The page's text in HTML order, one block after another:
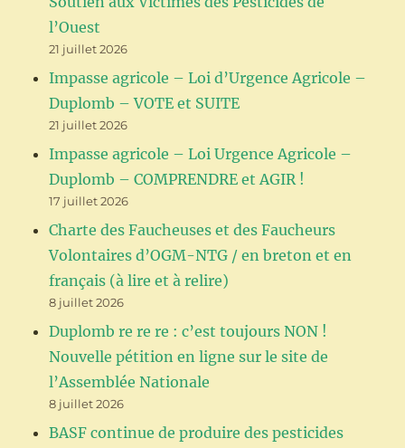
l’Ouest
21 juillet 2026
Impasse agricole – Loi d’Urgence Agricole –
Duplomb – VOTE et SUITE
21 juillet 2026
Impasse agricole – Loi Urgence Agricole –
Duplomb – COMPRENDRE et AGIR !
17 juillet 2026
Charte des Faucheuses et des Faucheurs
Volontaires d’OGM-NTG / en breton et en
français (à lire et à relire)
8 juillet 2026
Duplomb re re re : c’est toujours NON !
Nouvelle pétition en ligne sur le site de
l’Assemblée Nationale
8 juillet 2026
BASF continue de produire des pesticides